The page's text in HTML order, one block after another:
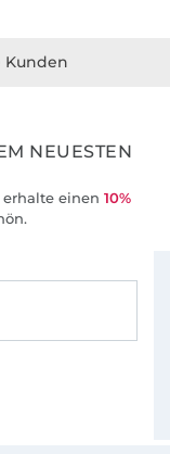
NEUESTEN
einen 10%